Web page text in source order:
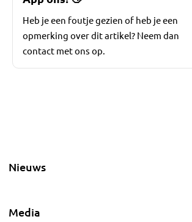
Heb je een foutje gezien of heb je een
opmerking over dit artikel? Neem dan
contact met ons op.
Nieuws
Media